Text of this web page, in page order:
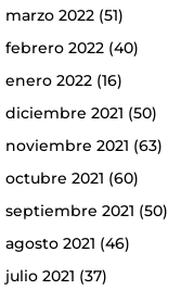
marzo 2022(51)
febrero 2022(40)
enero 2022(16)
diciembre 2021 (50)
noviembre 2021 (63)
octubre 2021 (60)
septiembre 2021 (50)
agosto 2021 (46)
julio 2021 (37)